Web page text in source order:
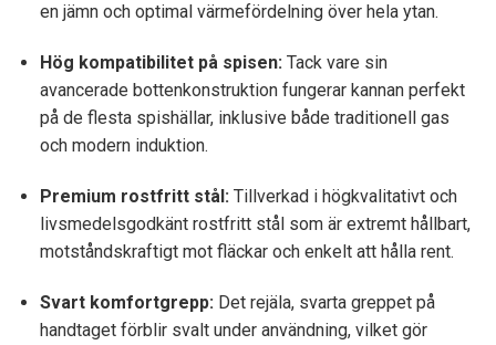
en jämn och optimal värmefördelning över hela ytan.
Hög kompatibilitet på spisen:Tack vare sin
avancerade bottenkonstruktion fungerar kannan perfekt
på de flesta spishällar, inklusive både traditionell gas
och modern induktion.
Premium rostfritt stål:Tillverkad i högkvalitativt och
livsmedelsgodkänt rostfritt stål som är extremt hållbart,
motståndskraftigt mot fläckar och enkelt att hålla rent.
Svart komfortgrepp:Det rejäla, svarta greppet på
handtaget förblir svalt under användning, vilket gör